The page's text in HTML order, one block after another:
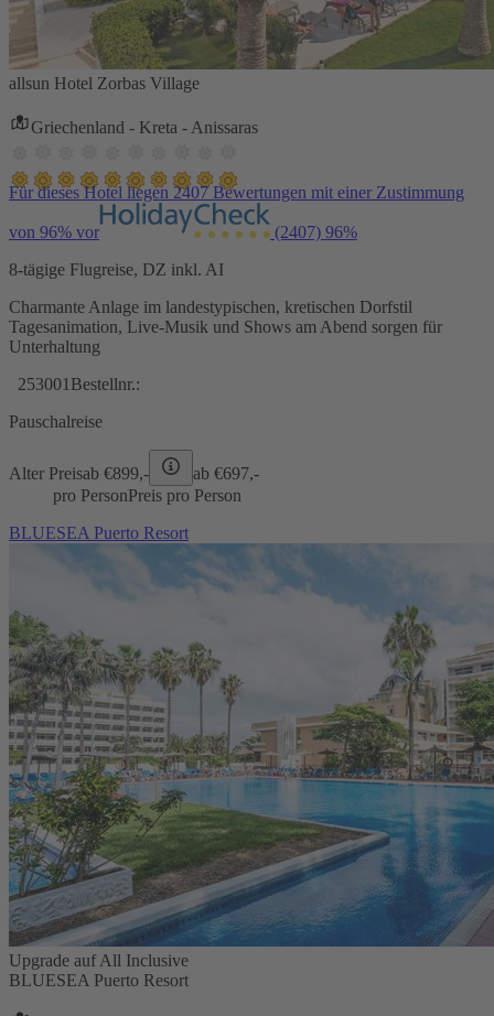
allsun Hotel Zorbas Village
Griechenland - Kreta - Anissaras
Für dieses Hotel liegen 2407 Bewertungen mit einer Zustimmung
von 96% vor (2407) 96%
8-tägige Flugreise, DZ inkl. AI
Charmante Anlage im landestypischen, kretischen Dorfstil
Tagesanimation, Live-Musik und Shows am Abend sorgen für
Unterhaltung
253001 Bestellnr.:
Pauschalreise
Alter Preisab €899,- ab €697,-
pro PersonPreis pro Person
BLUESEA Puerto Resort
Upgrade auf All Inclusive
BLUESEA Puerto Resort